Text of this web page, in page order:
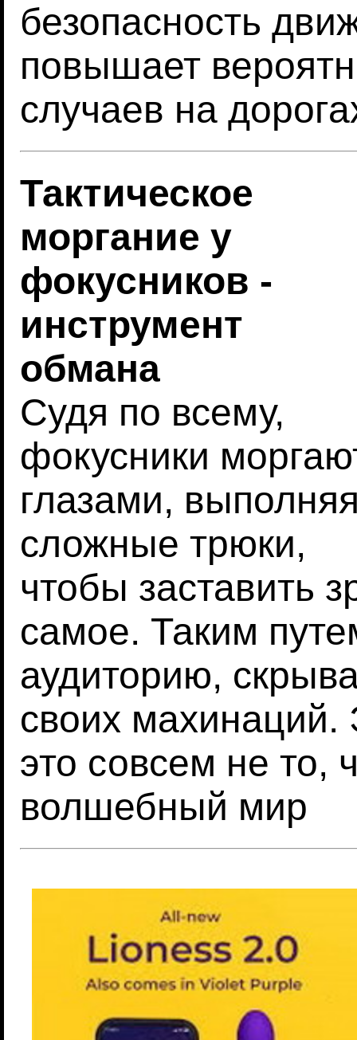
безопасность
повышает
случаев на
Тактическое
моргание у
фокусников -
инструмент
обмана
Судя по всему,
фокусники
глазами,
сложные трюки,
чтобы заставить
самое. Таким
аудиторию,
своих махинаций.
это совсем не то,
волшебный мир